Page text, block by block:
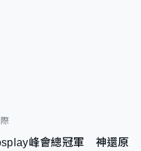
峰會總冠軍 神還原